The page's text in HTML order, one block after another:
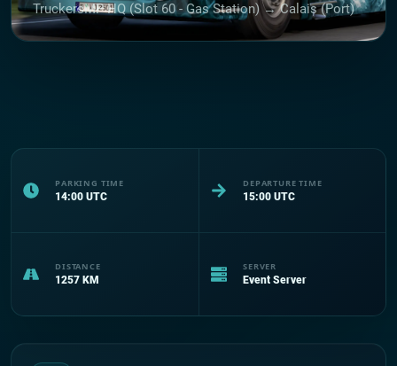
TruckersMP HQ (Slot 60 - Gas Station) → Calais (Port)
PARKING TIME
14:00 UTC
DEPARTURE TIME
15:00 UTC
DISTANCE
1257 KM
SERVER
Event Server